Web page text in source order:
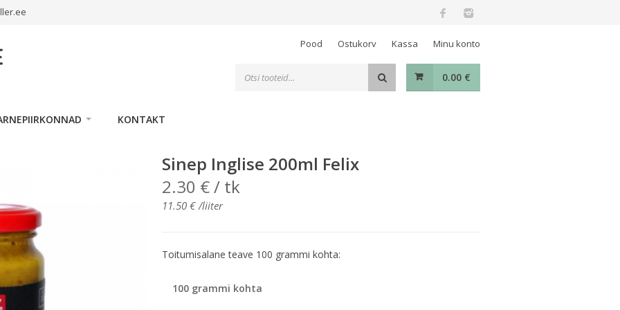
Pood Ostukorv Kassa Minu konto
0.00 €
KONTAKT
Sinep Inglise 200ml Felix
2.30 €/ tk
11.50€ /liiter
Toitumisalane teave 100 grammi kohta:
100 grammi kohta